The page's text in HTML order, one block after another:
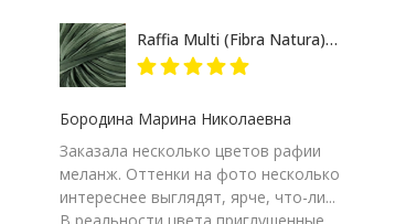
Думаю, изделие получится
интересным
Raffia Multi (Fibra Natura) 117-24 зеленый меланж, пряжа 35г
Бородина Марина Николаевна
Заказала несколько цветов рафии
меланж. Оттенки на фото несколько
интереснее выглядят, ярче, что-ли...